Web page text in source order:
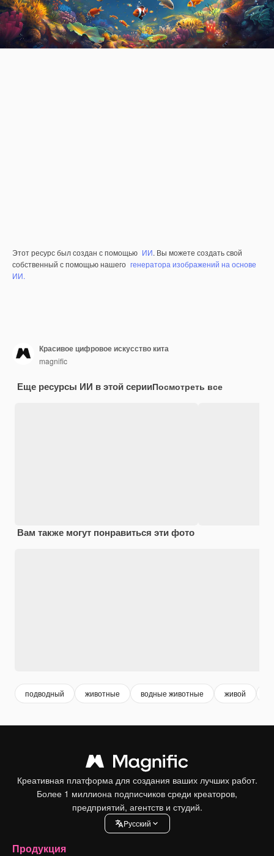
Этот ресурс был создан с помощью ИИ. Вы можете создать свой
собственный с помощью нашего генератора изображений на основе
ИИ.
Красивое цифровое искусство кита
magnific
Еще ресурсы ИИ в этой серииПосмотреть все
Вам также могут понравиться эти фото
подводный животные водные животные живой
Креативная платформа для создания ваших лучших работ.
Более 1 миллиона подписчиков среди креаторов,
предприятий, агентств и студий.
Pусский
Продукция